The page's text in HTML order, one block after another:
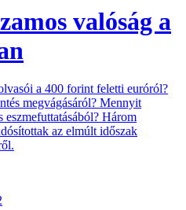
valóság a
a 400 forint feletti euróról?
megvágásáról? Mennyit
Három
az elmúlt időszak